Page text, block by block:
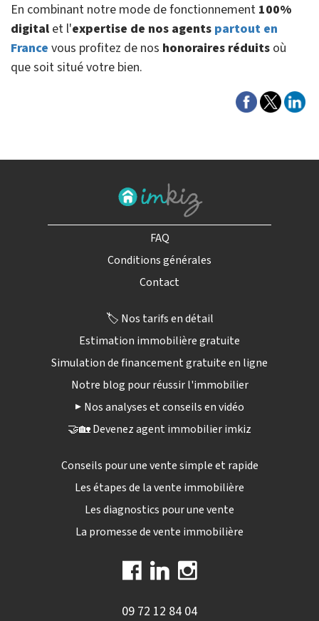
En combinant notre mode de fonctionnement 100%
digital et l'expertise de nos agents partout en
France vous profitez de nos honoraires réduits où
que soit situé votre bien.
FAQ
Conditions générales
Contact
🏷️ Nos tarifs en détail
Estimation immobilière gratuite
Simulation de financement gratuite en ligne
Notre blog pour réussir l'immobilier
▶️ Nos analyses et conseils en vidéo
🤝🏡 Devenez agent immobilier imkiz
Conseils pour une vente simple et rapide
Les étapes de la vente immobilière
Les diagnostics pour une vente
La promesse de vente immobilière
09 72 12 84 04